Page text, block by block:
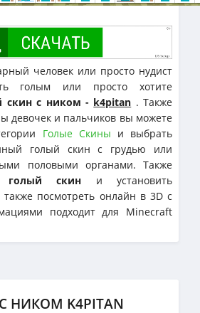
человек или просто нудист
голым или просто хотите
скин с ником - k4pitan . Также
девочек и пальчиков вы можете
Голые Скины и выбрать
голый скин с грудью или
половыми органами. Также
голый скин и установить
также посмотреть онлайн в 3D с
подходит для Minecraft
НИКОМ K4PITAN